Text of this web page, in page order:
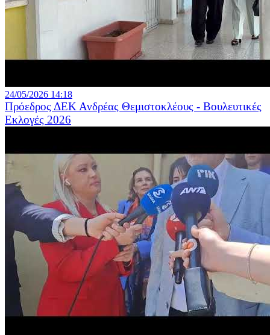
24/05/2026 14:18
Πρόεδρος ΔΕΚ Ανδρέας Θεμιστοκλέους - Βουλευτικές
Εκλογές 2026